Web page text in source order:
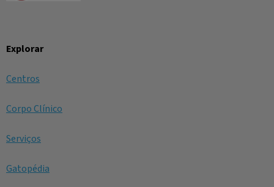
Explorar
Centros
Corpo Clínico
Serviços
Gatopédia